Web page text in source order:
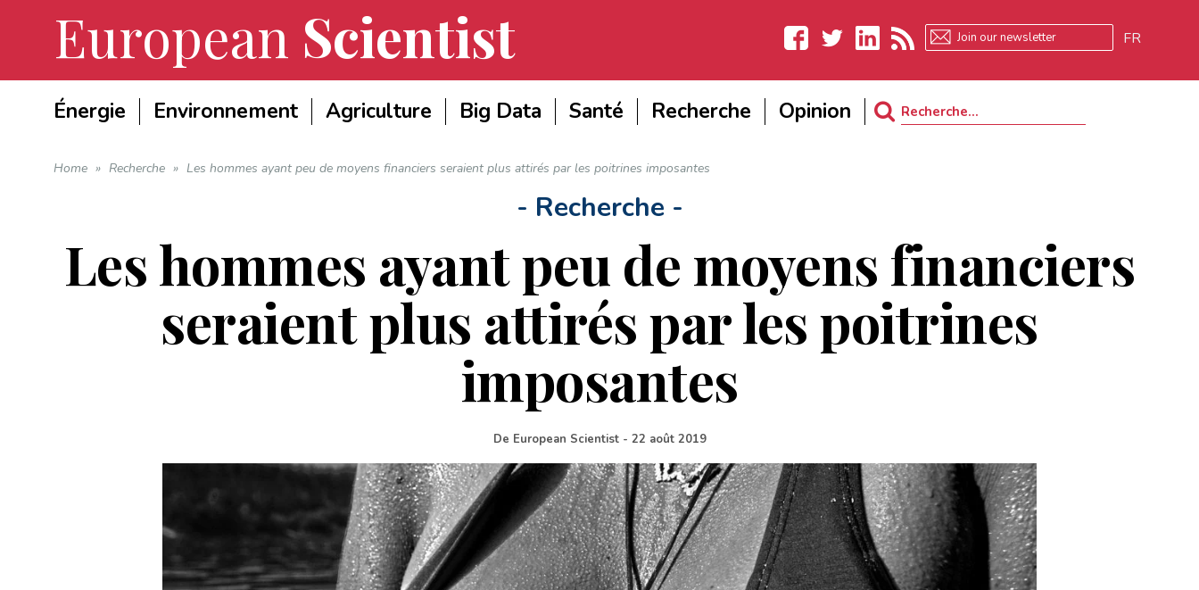
European Scientist
LinkedIn
FR
Énergie Environnement Agriculture Big Data Santé Recherche Opinion
Search
Home » Recherche » Les hommes ayant peu de moyens financiers seraient plus attirés par les poitrines imposantes
- Recherche -
Les hommes ayant peu de moyens financiers
seraient plus attirés par les poitrines
imposantes
De European Scientist - 22 août 2019